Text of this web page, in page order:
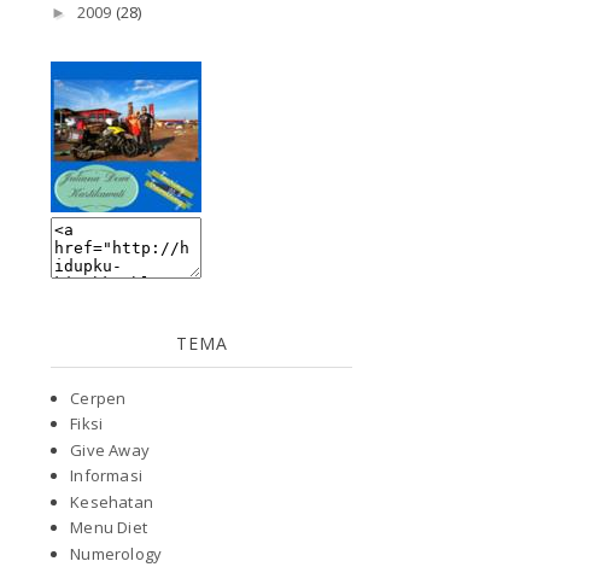
► 2009 (28)
TEMA
Cerpen
Fiksi
Give Away
Informasi
Kesehatan
Menu Diet
Numerology